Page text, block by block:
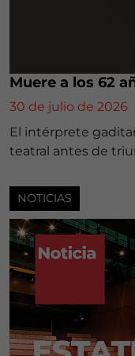
Muere a los 62
30 de julio de 2026
El intérprete
teatral antes de
NOTICIAS